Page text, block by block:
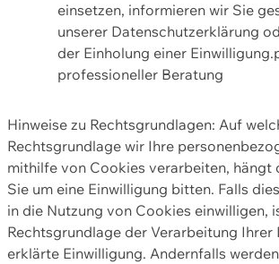
einsetzen, informieren wir Sie
unserer Datenschutzerklärung
der Einholung einer
professioneller Beratung
Hinweise zu Rechtsgrundlagen: Auf
Rechtsgrundlage wir Ihre
mithilfe von Cookies verarbeiten, hängt
Sie um eine Einwilligung bitten. Falls
in die Nutzung von Cookies einwilligen,
Rechtsgrundlage der Verarbeitung Ihrer
erklärte Einwilligung. Andernfalls